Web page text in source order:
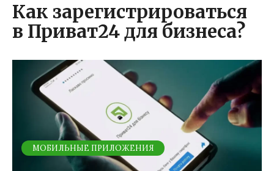
Как зарегистрироваться
в Приват24 для бизнеса?
МОБИЛЬНЫЕ ПРИЛОЖЕНИЯ